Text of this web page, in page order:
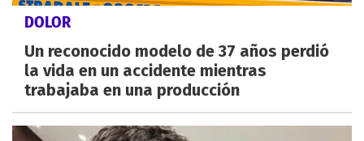
DOLOR
Un reconocido modelo de 37 años perdió
la vida en un accidente mientras
trabajaba en una producción